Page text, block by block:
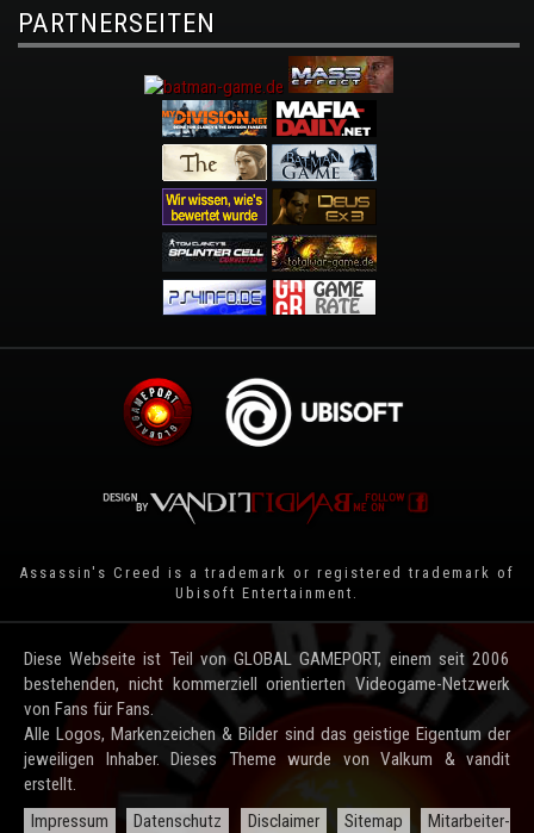
PARTNERSEITEN
Assassin's Creed is a trademark or registered trademark of
Ubisoft Entertainment
Diese Webseite ist Teil von GLOBAL GAMEPORT, einem seit 2006
bestehenden, nicht kommerziell orientierten Videogame-Netzwerk
von Fans für Fans.
Alle Logos, Markenzeichen & Bilder sind das geistige Eigentum der
jeweiligen Inhaber. Dieses Theme wurde von Valkum & vandit
erstellt.
Impressum
Datenschutz Disclaimer Sitemap Mitarbeiter-